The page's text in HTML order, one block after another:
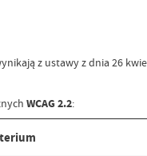
z ustawy z dnia 26
WCAG 2.2: